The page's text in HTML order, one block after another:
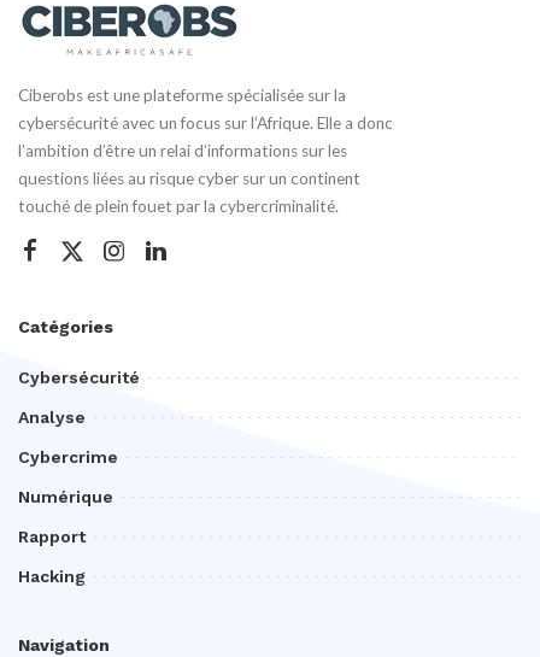
Ciberobs est une plateforme spécialisée sur la
cybersécurité avec un focus sur l’Afrique. Elle a donc
l’ambition d’être un relai d’informations sur les
questions liées au risque cyber sur un continent
touché de plein fouet par la cybercriminalité.
Catégories
Cybersécurité
Analyse
Cybercrime
Numérique
Rapport
Hacking
Navigation